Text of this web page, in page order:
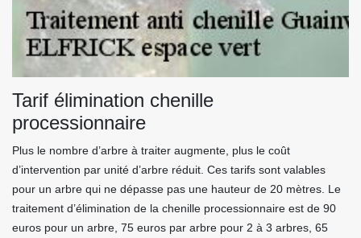
Tarif élimination chenille
processionnaire
Plus le nombre d’arbre à traiter augmente, plus le coût
d’intervention par unité d’arbre réduit. Ces tarifs sont valables
pour un arbre qui ne dépasse pas une hauteur de 20 mètres. Le
traitement d’élimination de la chenille processionnaire est de 90
euros pour un arbre, 75 euros par arbre pour 2 à 3 arbres, 65